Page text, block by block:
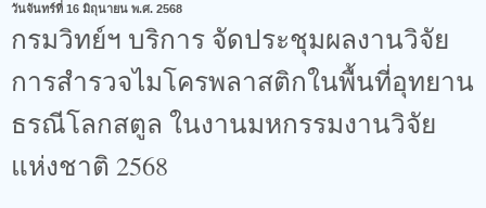
วันจันทร์ที่ 16 มิถุนายน พ.ศ. 2568
กรมวิทย์ฯ บริการ จัดประชุมผลงานวิจัย
การสำรวจไมโครพลาสติกในพื้นที่อุทยาน
ธรณีโลกสตูล ในงานมหกรรมงานวิจัย
แห่งชาติ 2568